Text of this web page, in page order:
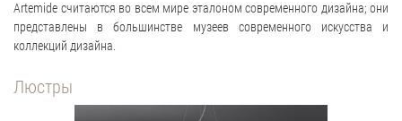
Artemide считаются во всем мире эталоном современного дизайна; они
представлены в большинстве музеев современного искусства и
коллекций дизайна.
Люстры